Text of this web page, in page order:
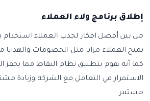
إطلاق برنامج ولاء العملاء
من بين أفضل افكار لجذب العملاء استخدام
يمنح العملاء مزايا مثل الخصومات
كما أنه يقوم بتطبيق نظام النقاط مما يحفز
الاستمرار في التعامل مع الشركة وزيادة
مستمر.